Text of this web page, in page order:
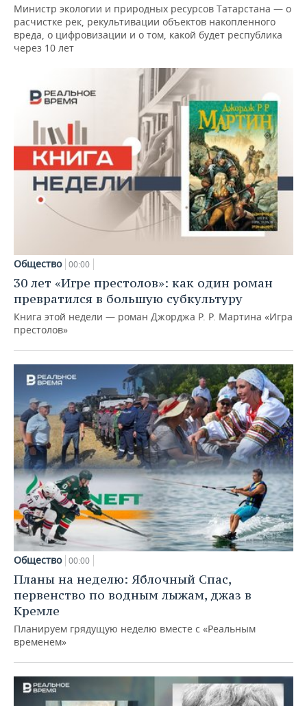
Министр экологии и природных ресурсов Татарстана — о
расчистке рек, рекультивации объектов накопленного
вреда, о цифровизации и о том, какой будет республика
через 10 лет
Общество 00:00
30 лет «Игре престолов»: как один роман
превратился в большую субкультуру
Книга этой недели — роман Джорджа Р. Р. Мартина «Игра
престолов»
Общество 00:00
Планы на неделю: Яблочный Спас,
первенство по водным лыжам, джаз в
Кремле
Планируем грядущую неделю вместе с «Реальным
временем»